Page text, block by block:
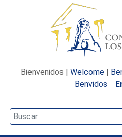
Bienvenidos | Welcome |
Benvidos